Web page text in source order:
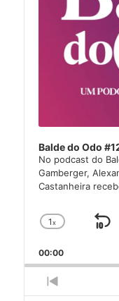
Balde do Odo
No podcast do
Gamberger,
Castanheira
Change
Rate
1x
00:00
Previous